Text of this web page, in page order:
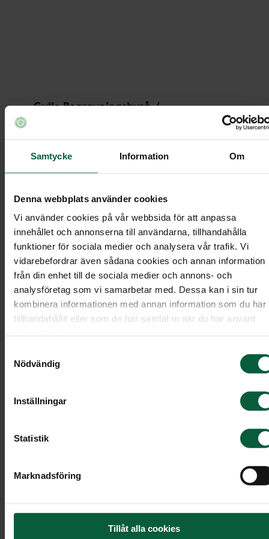
Samtycke Information Om
Denna webbplats använder cookies
Vi använder cookies på vår webbsida för att anpassa
innehållet och annonserna till användarna, tillhandahålla
funktioner för sociala medier och analysera vår trafik. Vi
vidarebefordrar även sådana cookies och annan information
från din enhet till de sociala medier och annons- och
analysföretag som vi samarbetar med. Dessa kan i sin tur
kombinera informationen med annan information som du har
tillhandahållit eller som de har samlat in när du har använt
Nödvändig
Inställningar
Statistik
Marknadsföring
Tillåt alla cookies
Gylle Begravningsbyrå /
Begravningsblommor /
Bukett - Vårlängtan
Bukett - Vårlängtan
Bukett - Vårlängtan
vårblommor tillsammans med fina kvistar av